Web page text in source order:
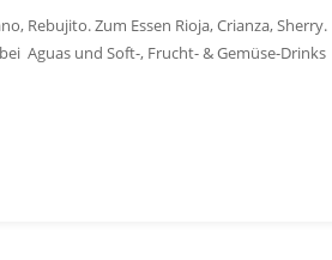
Rebujito. Zum Essen Rioja, Crianza, Sherry.
Aguas und Soft-, Frucht- & Gemüse-Drinks